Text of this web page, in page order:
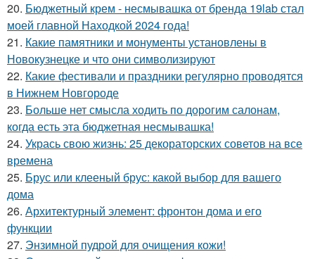
20. Бюджетный крем - несмывашка от бренда 19lab стал
моей главной Находкой 2024 года!
21. Какие памятники и монументы установлены в
Новокузнецке и что они символизируют
22. Какие фестивали и праздники регулярно проводятся
в Нижнем Новгороде
23. Больше нет смысла ходить по дорогим салонам,
когда есть эта бюджетная несмывашка!
24. Укрась свою жизнь: 25 декораторских советов на все
времена
25. Брус или клееный брус: какой выбор для вашего
дома
26. Архитектурный элемент: фронтон дома и его
функции
27. Энзимной пудрой для очищения кожи!